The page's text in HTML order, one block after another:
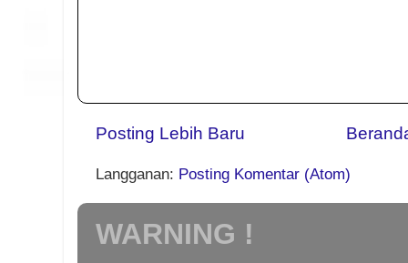
Posting Lebih Baru
Langganan: Posting Komentar (Atom)
WARNING !